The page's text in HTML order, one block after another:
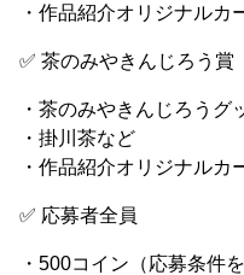
・作品紹介オリジナルカ
✅ 茶のみやきんじろう賞
・茶のみやきんじろうグ
・掛川茶など
・作品紹介オリジナルカ
✅ 応募者全員
・500コイン（応募条件